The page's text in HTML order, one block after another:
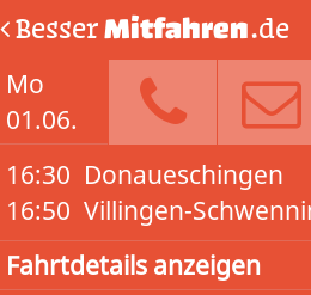
BesserMitfahren.de
Mo
01.06.
16:30
16:50
Donaueschingen
Villingen-
Fahrtdetails anzeigen